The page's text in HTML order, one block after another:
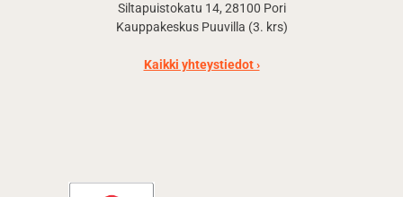
Siltapuistokatu 14, 28100 Pori
Kauppakeskus Puuvilla (3. krs)
Kaikki yhteystiedot ›